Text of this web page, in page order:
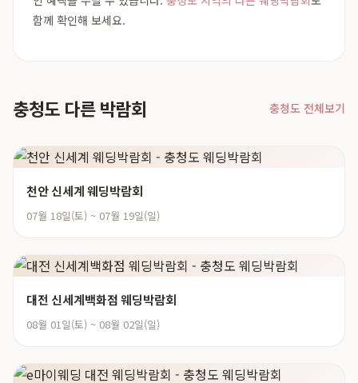
함께 확인해 보세요.
충청도 다른 박람회 충청도 전체보기
천안 신세계 웨딩박람회
07월 18일(토) ~ 07월 19일(일)
대전 신세계백화점 웨딩박람회
08월 01일(토) ~ 08월 02일(일)